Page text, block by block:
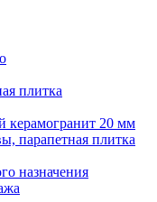
плитка
20 мм
парапетная плитка
назначения